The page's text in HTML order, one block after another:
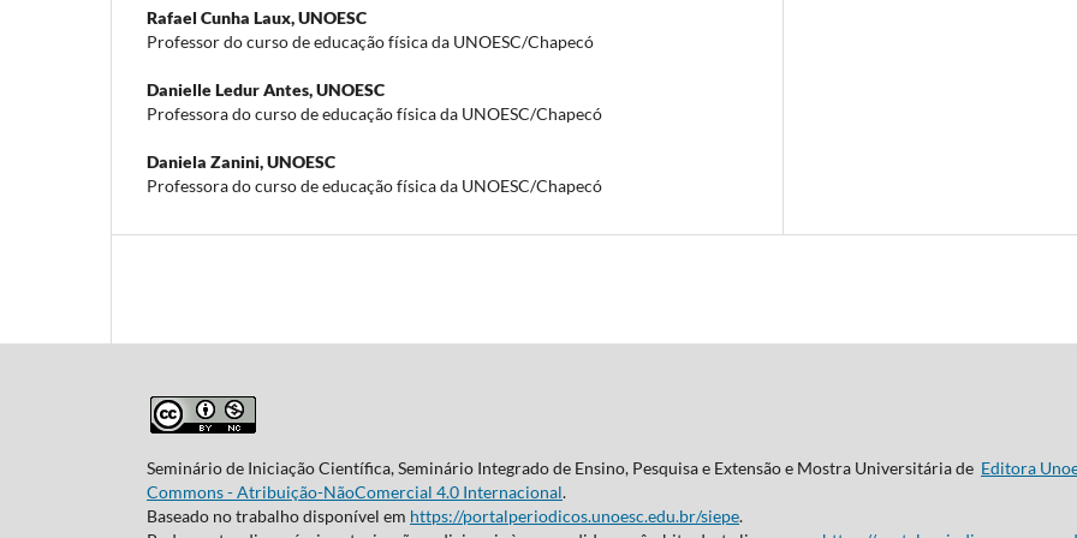
Rafael Cunha Laux,UNOESC
Professor do curso de educação física da UNOESC/Chapecó
Danielle Ledur Antes,UNOESC
Professora do curso de educação física da UNOESC/Chapecó
Daniela Zanini,UNOESC
Professora do curso de educação física da UNOESC/Chapecó
Seminário de Iniciação Científica, Seminário Integrado de Ensino, Pesquisa e Extensão e Mostra Universitária de Editora
Commons - Atribuição-NãoComercial 4.0 Internacional.
Baseado no trabalho disponível em https://portalperiodicos.unoesc.edu.br/siepe.